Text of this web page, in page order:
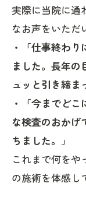
実際に当院に通
なお声をいただ
・「仕事終わ
ました。長年
ュッと引き締ま
・「今までど
な検査のおかげ
ちました。」
これまで何を
の施術を体感し